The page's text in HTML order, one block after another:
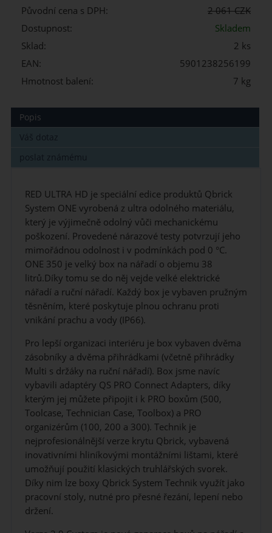
Původní cena s DPH:
2 061 CZK
Dostupnost:
Skladem
Sklad:
2 ks
EAN:
5901238256199
Hmotnost balení:
7 kg
Popis
Váš dotaz
poslat známému
RED ULTRA HD je speciální edice produktů Qbrick
System ONE vyrobená z ultra odolného materiálu,
který je výjimečně odolný vůči mechanickému
poškození. Provedené nárazové testy potvrzují jeho
mimořádnou odolnost i v podmínkách pod 0 °C.
ONE 350 je velký box na nářadí o objemu 38
litrů.Díky tomu se do něj vejde velké elektrické
nářadí a ruční nářadí. Každý box je vybaven pružným
těsněním, které poskytuje plnou ochranu proti
vnikání prachu a vody (IP66).
Pro lepší organizaci interiéru je box vybaven dvěma
zásobníky a dvěma přihrádkami (včetně přihrádky
Multi s držáky na ruční nářadí). Box jsme navíc
vybavili adaptéry QS PRO Connect Adapters, díky
kterým jej můžete připojit i k PRO boxům (500,
Toolcase, Technician Case, Toolbox) a PRO
organizérům (100, 200 a 300). Technik je
nejprofesionálnější verze krytu Qbrick, vybavená
inovativními hliníkovými montážními lištami, které
umožňují použití klasických truhlářských svorek.
Díky nim lze boxy Qbrick System Technik využít jako
pracovní stoly, nutné pro přesné řezání, lepení nebo
držení.